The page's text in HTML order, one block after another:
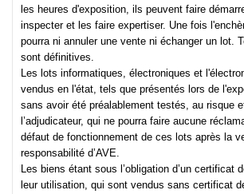
les heures d'exposition, ils peuvent faire
inspecter et les faire expertiser. Une fois
pourra ni annuler une vente ni échanger un lot.
sont définitives.
Les lots informatiques, électroniques et
vendus en l'état, tels que présentés lors de
sans avoir été préalablement testés, au risque
l’adjudicateur, qui ne pourra faire aucune
défaut de fonctionnement de ces lots après la
responsabilité d’AVE.
Les biens étant sous l’obligation d’un certificat
leur utilisation, qui sont vendus sans certificat